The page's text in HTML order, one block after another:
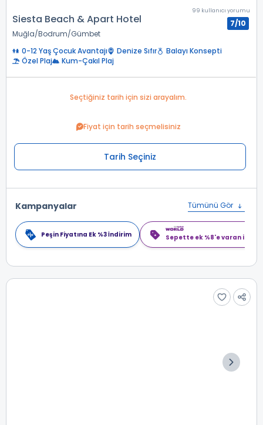
Siesta Beach & Apart Hotel
Muğla Bodrum Gümbet
99 kullanıcı yorumu
7/10
0-12 Yaş Çocuk Avantajı Denize Sıfır
Balayı Konsepti
Özel Plaj
Kum-Çakıl Plaj
Seçtiğiniz tarih için sizi arayalım.
Fiyat için tarih seçmelisiniz
Tarih Seçiniz
Kampanyalar Tümünü Gör
Peşin Fiyatına Ek %3 İndirim Sepette ek %8'e varan